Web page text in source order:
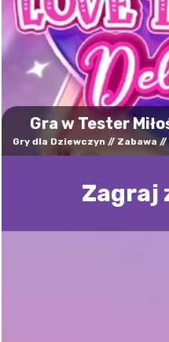
Gra w Tester
Gry dla Dziewczyn Zabawa
Zagraj